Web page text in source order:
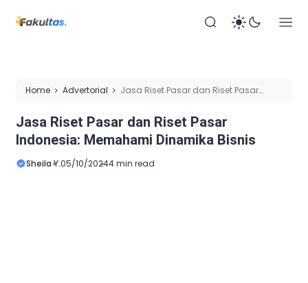
Home Advertorial
Jasa Riset Pasar dan Riset Pasar
Jasa Riset Pasar dan Riset Pasar
Indonesia: Memahami Dinamika Bisnis
Sheila Y.05/10/20244 min read